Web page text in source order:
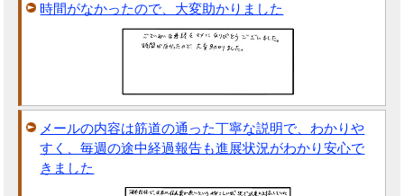
時間がなかったので、大変助かりました
メールの内容は筋道の通った丁寧な説明で、わかりや
すく、毎週の途中経過報告も進展状況がわかり安心で
きました